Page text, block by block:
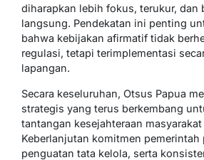
diharapkan lebih fokus, terukur, dan
langsung. Pendekatan ini penting
bahwa kebijakan afirmatif tidak
regulasi, tetapi terimplementasi
lapangan.
Secara keseluruhan, Otsus Papua
strategis yang terus berkembang
tantangan kesejahteraan masyarakat
Keberlanjutan komitmen pemerintah
penguatan tata kelola, serta